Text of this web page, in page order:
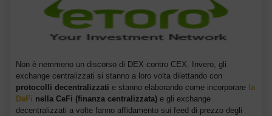
Non è nemmeno un discorso di DEX contro CEX. Invero, gli
exchange centralizzati si stanno a loro volta dilettando con
protocolli decentralizzati e stanno elaborando come incorporare la
DeFi nella CeFi (finanza centralizzata) e gli exchange
decentralizzati a volte fanno affidamento sui feed di prezzo degli